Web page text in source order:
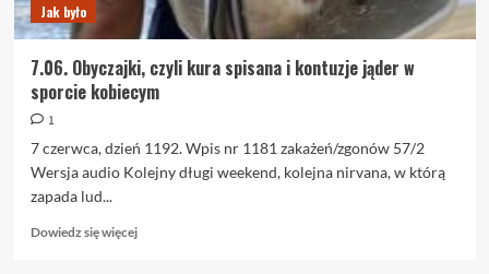
Jak było
7.06. Obyczajki, czyli kura spisana i kontuzje jąder w
sporcie kobiecym
1
7 czerwca, dzień 1192. Wpis nr 1181 zakażeń/zgonów 57/2
Wersja audio Kolejny długi weekend, kolejna nirvana, w którą
zapada lud...
Dowiedz się więcejDowiedz